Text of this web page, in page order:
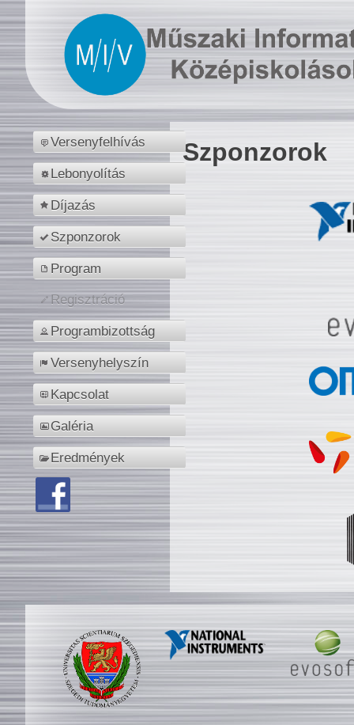
Versenyfelhívás
Lebonyolítás
Díjazás
Szponzorok
Program
Regisztráció
Programbizottság
Versenyhelyszín
Kapcsolat
Galéria
Eredmények
Szponzorok